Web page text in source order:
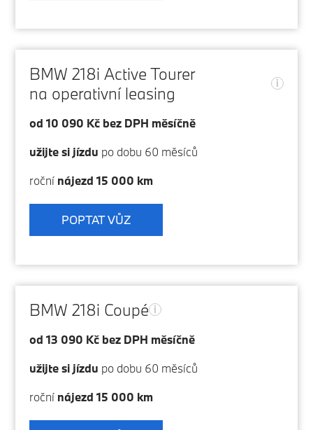
BMW 218i Active Tourer
na operativní leasing
i
od 10 090 Kč bez DPH měsíčně
užijte si jízdu po dobu 60 měsíců
roční nájezd 15 000 km
POPTAT VŮZ
BMW 218i Coupé i
od 13 090 Kč bez DPH měsíčně
užijte si jízdu po dobu 60 měsíců
roční nájezd 15 000 km